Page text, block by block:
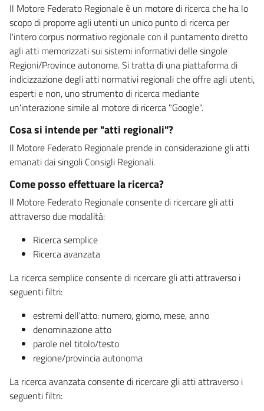
Il Motore Federato Regionale è un motore di ricerca che ha lo
scopo di proporre agli utenti un unico punto di ricerca per
l'intero corpus normativo regionale con il puntamento diretto
agli atti memorizzati sui sistemi informativi delle singole
Regioni/Province autonome. Si tratta di una piattaforma di
indicizzazione degli atti normativi regionali che offre agli utenti,
esperti e non, uno strumento di ricerca mediante
un'interazione simile al motore di ricerca "Google".
Cosa si intende per "atti regionali"?
Il Motore Federato Regionale prende in considerazione gli atti
emanati dai singoli Consigli Regionali.
Come posso effettuare la ricerca?
Il Motore Federato Regionale consente di ricercare gli atti
attraverso due modalità:
Ricerca semplice
Ricerca avanzata
La ricerca semplice consente di ricercare gli atti attraverso i
seguenti filtri:
estremi dell'atto: numero, giorno, mese, anno
denominazione atto
parole nel titolo/testo
regione/provincia autonoma
La ricerca avanzata consente di ricercare gli atti attraverso i
seguenti filtri: